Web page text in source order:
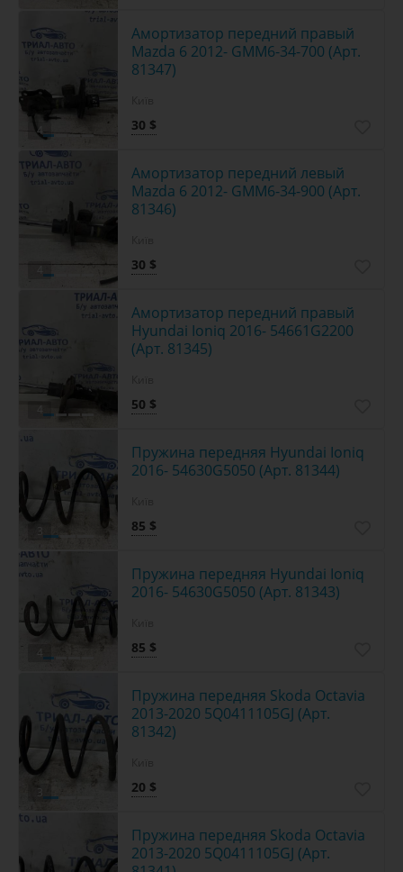
4
Амортизатор передний правый
Mazda 6 2012- GMM6-34-700 (Арт.
81347)
30 $
4
Амортизатор передний левый
Mazda 6 2012- GMM6-34-900 (Арт.
81346)
30 $
4
Амортизатор передний правый
Hyundai Ioniq 2016- 54661G2200
(Арт. 81345)
50 $
3
Пружина передняя Hyundai Ioniq
2016- 54630G5050 (Арт. 81344)
85 $
4
Пружина передняя Hyundai Ioniq
2016- 54630G5050 (Арт. 81343)
85 $
3
Пружина передняя Skoda Octavia
2013-2020 5Q0411105GJ (Арт.
81342)
20 $
Пружина передняя Skoda Octavia
2013-2020 5Q0411105GJ (Арт.